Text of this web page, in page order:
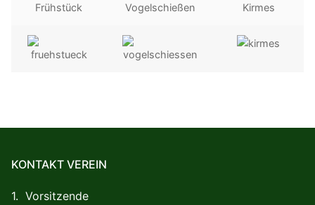
Frühstück Vogelschießen Kirmes
KONTAKT VEREIN
1. Vorsitzende